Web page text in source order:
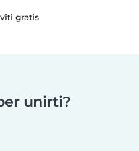
gratis
unirti?